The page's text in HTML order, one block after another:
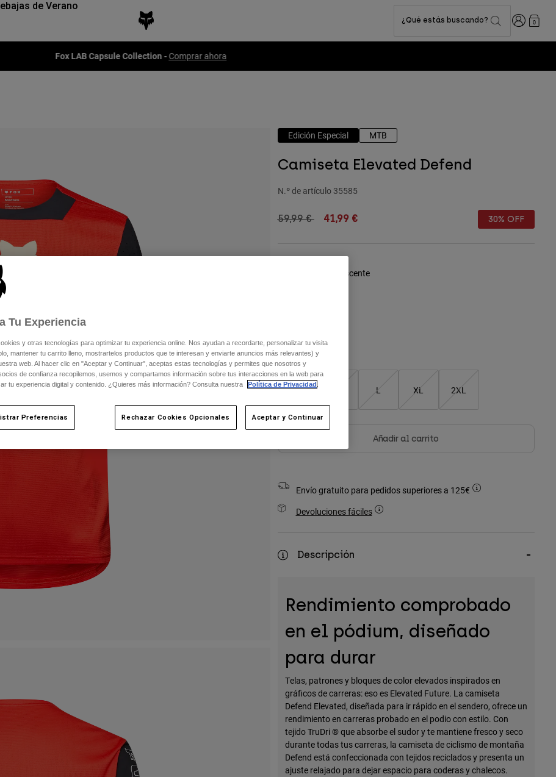
de Verano
¿Qué estás buscando? Iniciar0
Fox LAB Capsule Collection -Comprar ahora
Edición Especial MTB
Camiseta Elevated Defend
N.º de artículo 35585
Price reduced from
59,99 €to41,99 € 30% OFF
Rojo fluorescente
Cuadro de tallas
S L XL 2XL
Añadir al carrito
Envío gratuito para pedidos superiores a 125€
Devoluciones fáciles
Descripción
Rendimiento comprobado
en el pódium, diseñado
para durar
Telas, patrones y bloques de color elevados inspirados en
gráficos de carreras: eso es Elevated Future. La camiseta
Defend Elevated, diseñada para ir rápido en el sendero, ofrece un
rendimiento en carreras probado en el podio con estilo. Con
tejido TruDri ® que absorbe el sudor y te mantiene fresco y seco
durante todas tus carreras, la camiseta de ciclismo de montaña
Defend está confeccionada con tejidos reciclados y presenta un
ajuste relajado para dejar espacio para coderas y chalecos.
Tu Experiencia
y otras tecnologías para optimizar tu experiencia online. Nos ayudan a recordarte, personalizar tu visita
mantener tu carrito lleno, mostrartelos productos que te interesan y enviarte anuncios más relevantes) y
web. Al hacer clic en "Aceptar y Continuar", aceptas estas tecnologías y permites que nosotros y
de confianza recopilemos, usemos y compartamos información sobre tus interacciones en la web para
tu experiencia digital y contenido. ¿Quieres más información? Consulta nuestra
Política de Privacidad
Preferencias Rechazar Cookies Opcionales Aceptar y Continuar